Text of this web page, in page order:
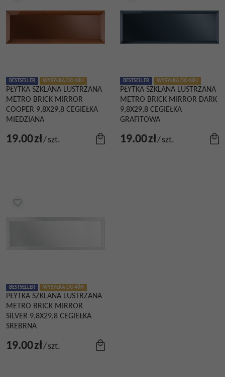
BESTSELLER WYSYŁKA DO 48H
PŁYTKA SZKLANA LUSTRZANA
METRO BRICK MIRROR
COOPER 9,8X29,8 CEGIEŁKA
MIEDZIANA
19.00zł/szt.
BESTSELLER WYSYŁKA DO 48H
PŁYTKA SZKLANA LUSTRZANA
METRO BRICK MIRROR DARK
9,8X29,8 CEGIEŁKA
GRAFITOWA
19.00zł/szt.
BESTSELLER WYSYŁKA DO 48H
PŁYTKA SZKLANA LUSTRZANA
METRO BRICK MIRROR
SILVER 9,8X29,8 CEGIEŁKA
SREBRNA
19.00zł/szt.